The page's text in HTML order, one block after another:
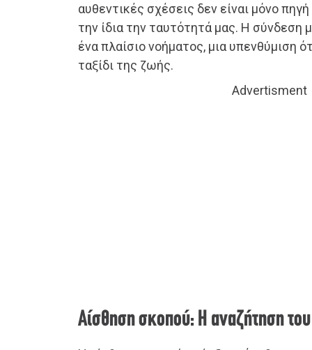
αυθεντικές σχέσεις δεν είναι μόνο πηγή
την ίδια την ταυτότητά μας. Η σύνδεση
ένα πλαίσιο νοήματος, μια υπενθύμιση
ταξίδι της ζωής.
Advertisment
Αίσθηση σκοπού: Η αναζήτηση